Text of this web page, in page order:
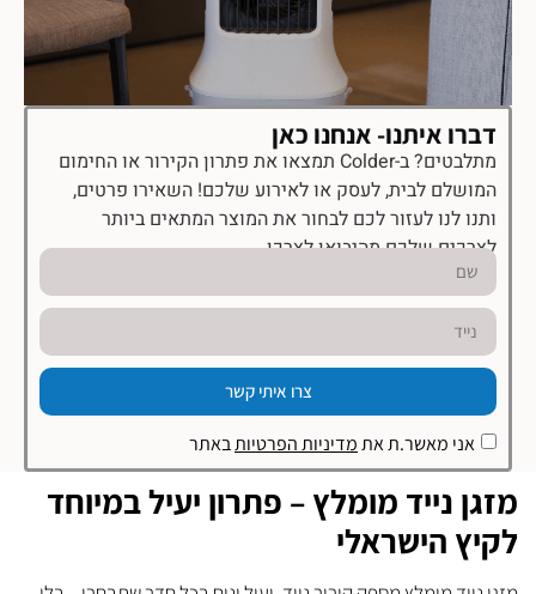
דברו איתנו- אנחנו כאן
מתלבטים? ב-Colder תמצאו את פתרון הקירור או החימום
המושלם לבית, לעסק או לאירוע שלכם! השאירו פרטים,
ותנו לנו לעזור לכם לבחור את המוצר המתאים ביותר
לצרכים שלכם מהיבואן לצרכן.
אני מאשר.ת אתמדיניות הפרטיותבאתר
צרו איתי קשר
מזגן נייד מומלץ – פתרון יעיל במיוחד
לקיץ הישראלי